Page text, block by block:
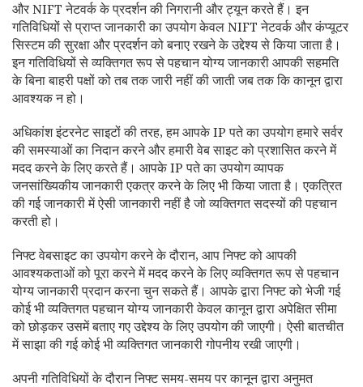
और NIFT नेटवर्क के प्रदर्शन की निगरानी और ट्यून करते हैं। इन
गतिविधियों से प्राप्त जानकारी का उपयोग केवल NIFT नेटवर्क और कंप्यूटर
सिस्टम की सुरक्षा और प्रदर्शन को बनाए रखने के उद्देश्य से किया जाता है।
इन गतिविधियों से व्यक्तिगत रूप से पहचान योग्य जानकारी आपकी सहमति
के बिना बाहरी पक्षों को तब तक जारी नहीं की जाती जब तक कि कानून द्वारा
आवश्यक न हो।
अधिकांश इंटरनेट साइटों की तरह, हम आपके IP पते का उपयोग हमारे सर्वर
की समस्याओं का निदान करने और हमारी वेब साइट को प्रशासित करने में
मदद करने के लिए करते हैं। आपके IP पते का उपयोग व्यापक
जनसांख्यिकीय जानकारी एकत्र करने के लिए भी किया जाता है। एकत्रित
की गई जानकारी में ऐसी जानकारी नहीं है जो व्यक्तिगत सदस्यों की पहचान
करती हो।
निफ्ट वेबसाइट का उपयोग करने के दौरान, आप निफ्ट को आपकी
आवश्यकताओं को पूरा करने में मदद करने के लिए व्यक्तिगत रूप से पहचान
योग्य जानकारी प्रदान करना चुन सकते हैं। आपके द्वारा निफ्ट को भेजी गई
कोई भी व्यक्तिगत पहचान योग्य जानकारी केवल कानून द्वारा अपेक्षित सीमा
को छोड़कर उसमें बताए गए उद्देश्य के लिए उपयोग की जाएगी। ऐसी बातचीत
में साझा की गई कोई भी व्यक्तिगत जानकारी गोपनीय रखी जाएगी।
अपनी गतिविधियों के दौरान निफ्ट समय-समय पर कानून द्वारा अनुमत